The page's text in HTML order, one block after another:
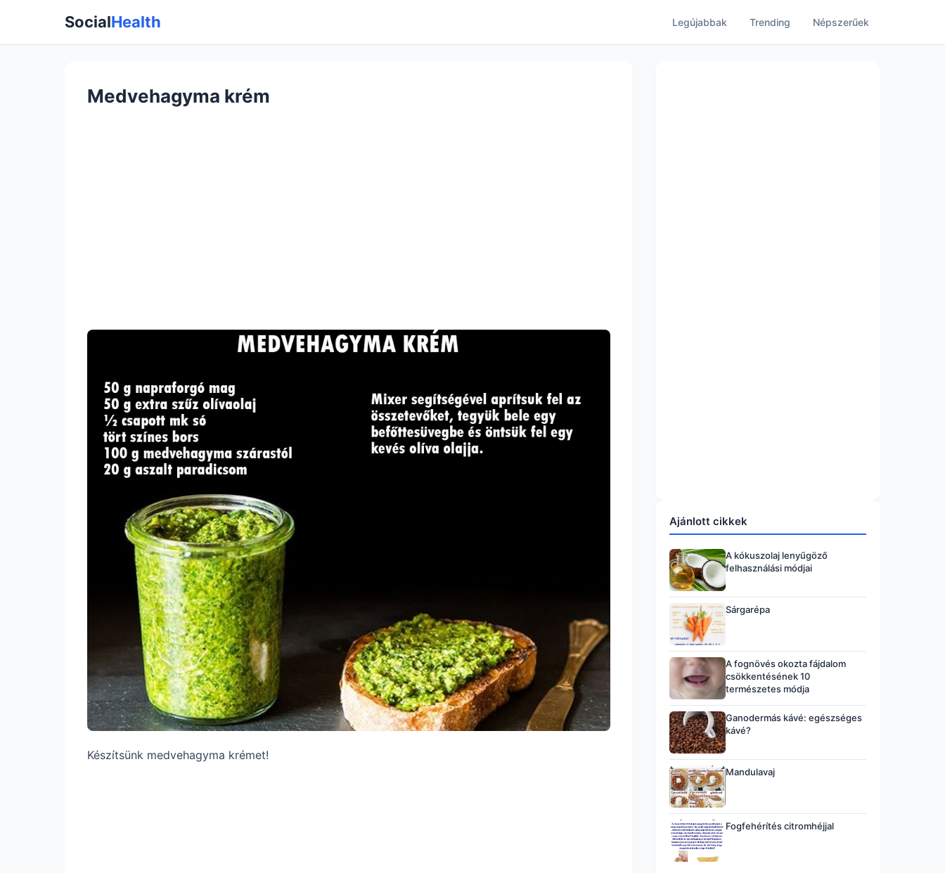
SocialHealth Legújabbak Trending Népszerűek
Medvehagyma krém
Készítsünk medvehagyma krémet!
Ajánlott cikkek
A kókuszolaj lenyűgöző
felhasználási módjai
Sárgarépa
A fognövés okozta fájdalom
csökkentésének 10
természetes módja
Ganodermás kávé: egészséges
kávé?
Mandulavaj
Fogfehérítés citromhéjjal